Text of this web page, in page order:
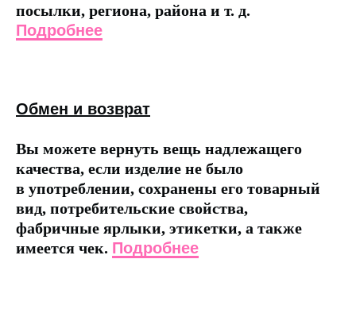
посылки, региона, района и т. д.
Подробнее
Обмен и возврат
Вы можете вернуть вещь надлежащего
качества, если изделие не было
в употреблении, сохранены его товарный
вид, потребительские свойства,
фабричные ярлыки, этикетки, а также
имеется чек. Подробнее